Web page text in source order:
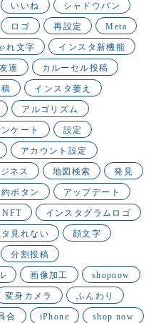
いいね シャドウバン
ロゴ 再設定 Meta
れ文字 インスタ新機能
達 カルーセル投稿
インスタ萎え
アルゴリズム
ンケート 設定
アカウント設定
ネス 地図検索 発見
ボタン アップデート
NFT インスタグラムロゴ
見れない 顔文字
分割投稿
画像加工 shopnow
変身カメラ ふんわり
合 iPhone shop now